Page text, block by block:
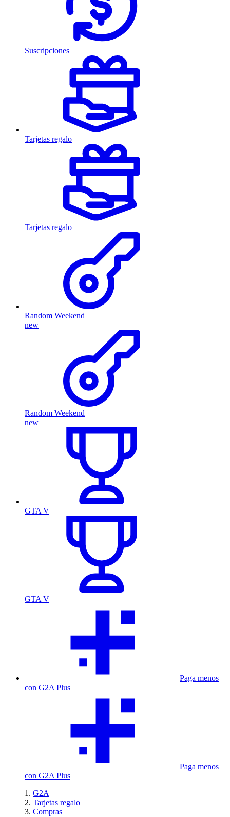
Suscripciones
Tarjetas regalo
Tarjetas regalo
Random Weekend
new
Random Weekend
new
GTA V
GTA V
Paga menos
con G2A Plus
Paga menos
con G2A Plus
G2A
Tarjetas regalo
Compras